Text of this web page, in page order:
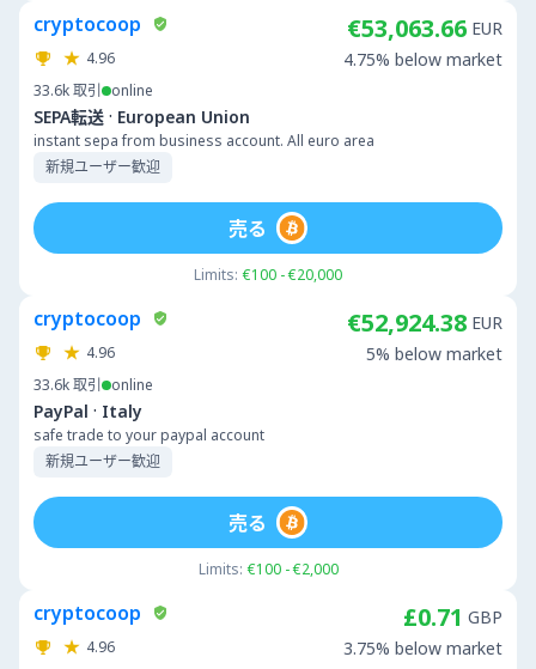
cryptocoop
4.96
33.6k取引 online
SEPA転送 · European Union
instant sepa from business account. All euro area
新規ユーザー歓迎
€53,063.66 EUR
4.75% below market
Limits: €100 - €20,000
売る
cryptocoop
4.96
33.6k取引 online
PayPal · Italy
safe trade to your paypal account
新規ユーザー歓迎
€52,924.38 EUR
5% below market
Limits: €100 - €2,000
売る
cryptocoop
4.96
£0.71 GBP
3.75% below market